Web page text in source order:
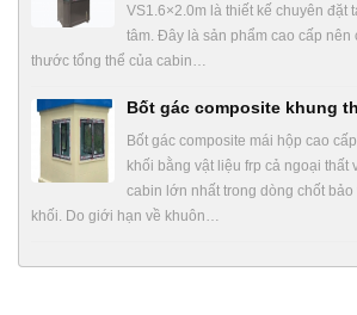
VS1.6×2.0m là thiết kế chuyên đặt
tâm. Đây là sản phẩm cao cấp nên
thước tổng thể của cabin…
Bốt gác composite khung
Bốt gác composite mái hộp cao
khối bằng vật liệu frp cả ngoại thất
cabin lớn nhất trong dòng chốt
khối. Do giới hạn về khuôn…